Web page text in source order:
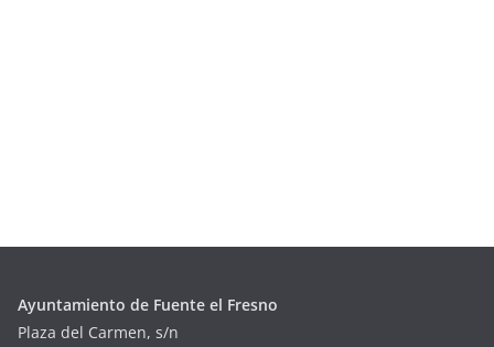
Ayuntamiento de Fuente el Fresno
Plaza del Carmen, s/n